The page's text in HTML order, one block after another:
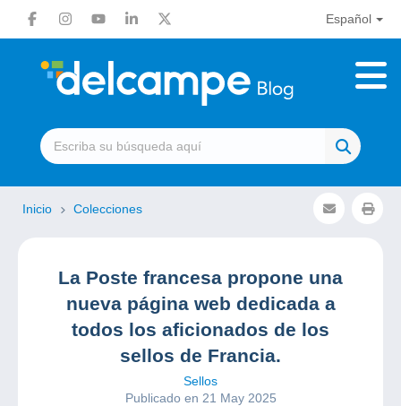
Español
Inicio Colecciones
La Poste francesa propone una
nueva página web dedicada a
todos los aficionados de los
sellos de Francia.
Sellos
Publicado en 21 May 2025